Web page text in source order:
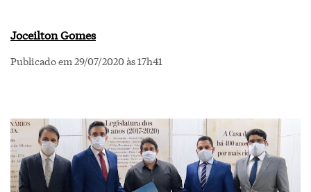
Joceilton Gomes
Publicado em 29/07/2020 às 17h41